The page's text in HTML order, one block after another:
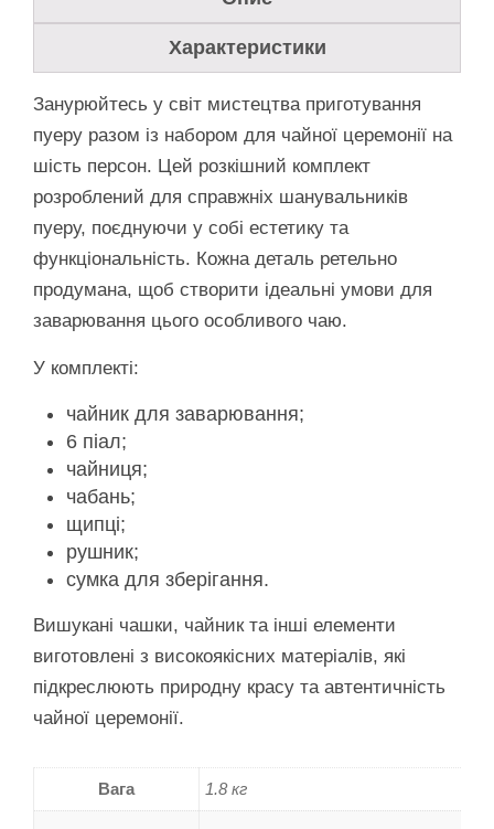
Характеристики
Занурюйтесь у світ мистецтва приготування
пуеру разом із набором для чайної церемонії на
шість персон. Цей розкішний комплект
розроблений для справжніх шанувальників
пуеру, поєднуючи у собі естетику та
функціональність. Кожна деталь ретельно
продумана, щоб створити ідеальні умови для
заварювання цього особливого чаю.
У комплекті:
чайник для заварювання;
6 піал;
чайниця;
чабань;
щипці;
рушник;
сумка для зберігання.
Вишукані чашки, чайник та інші елементи
виготовлені з високоякісних матеріалів, які
підкреслюють природну красу та автентичність
чайної церемонії.
Вага 1.8 кг